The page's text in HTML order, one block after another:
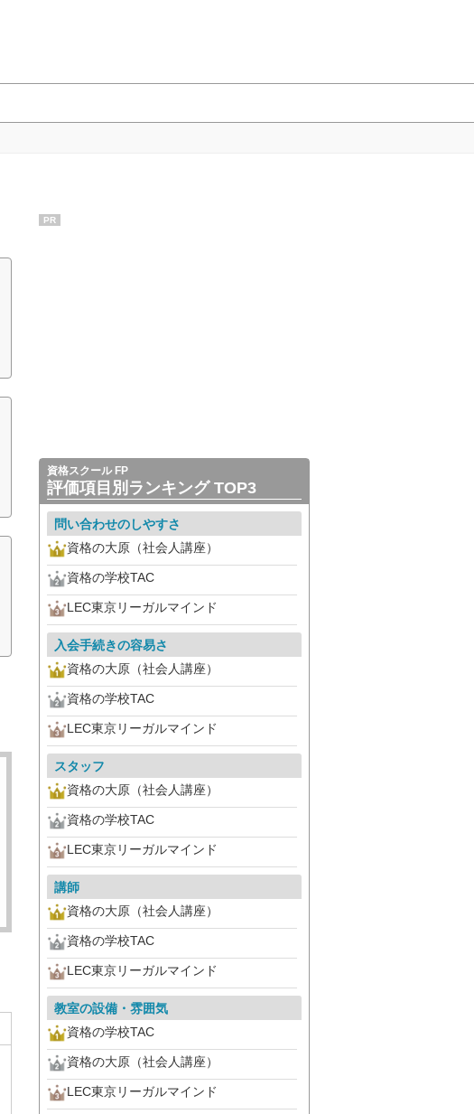
PR
資格スクール FP
評価項目別ランキング TOP3
問い合わせのしやすさ
資格の大原（社会人講座）
資格の学校TAC
LEC東京リーガルマインド
入会手続きの容易さ
資格の大原（社会人講座）
資格の学校TAC
LEC東京リーガルマインド
スタッフ
資格の大原（社会人講座）
資格の学校TAC
LEC東京リーガルマインド
講師
資格の大原（社会人講座）
資格の学校TAC
LEC東京リーガルマインド
教室の設備・雰囲気
資格の学校TAC
資格の大原（社会人講座）
LEC東京リーガルマインド